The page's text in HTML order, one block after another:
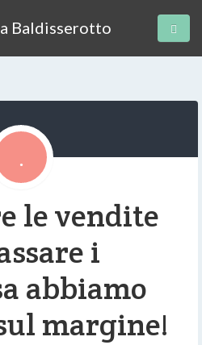
Baldisserotto
le vendite
i
abbiamo
margine!